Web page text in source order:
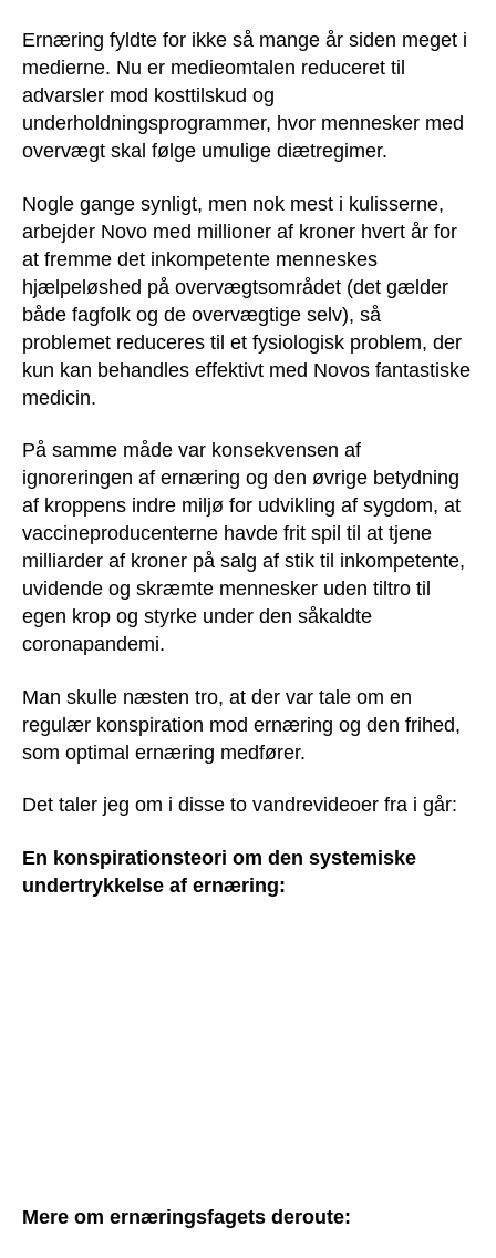
Ernæring fyldte for ikke så mange år siden meget i
medierne. Nu er medieomtalen reduceret til
advarsler mod kosttilskud og
underholdningsprogrammer, hvor mennesker med
overvægt skal følge umulige diætregimer.
Nogle gange synligt, men nok mest i kulisserne,
arbejder Novo med millioner af kroner hvert år for
at fremme det inkompetente menneskes
hjælpeløshed på overvægtsområdet (det gælder
både fagfolk og de overvægtige selv), så
problemet reduceres til et fysiologisk problem, der
kun kan behandles effektivt med Novos fantastiske
medicin.
På samme måde var konsekvensen af
ignoreringen af ernæring og den øvrige betydning
af kroppens indre miljø for udvikling af sygdom, at
vaccineproducenterne havde frit spil til at tjene
milliarder af kroner på salg af stik til inkompetente,
uvidende og skræmte mennesker uden tiltro til
egen krop og styrke under den såkaldte
coronapandemi.
Man skulle næsten tro, at der var tale om en
regulær konspiration mod ernæring og den frihed,
som optimal ernæring medfører.
Det taler jeg om i disse to vandrevideoer fra i går:
En konspirationsteori om den systemiske
undertrykkelse af ernæring:
Mere om ernæringsfagets deroute: